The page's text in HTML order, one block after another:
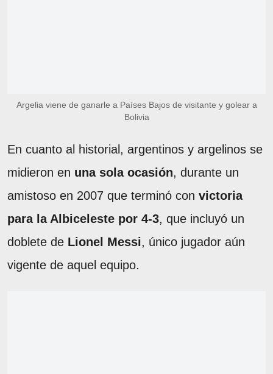
Argelia viene de ganarle a Países Bajos de visitante y golear a
Bolivia
En cuanto al historial, argentinos y argelinos se
midieron en una sola ocasión, durante un
amistoso en 2007 que terminó con victoria
para la Albiceleste por 4-3, que incluyó un
doblete de Lionel Messi, único jugador aún
vigente de aquel equipo.